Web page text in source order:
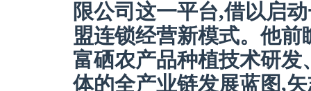
限公司这一平台,借以启
盟连锁经营新模式。他
富硒农产品种植技术研
体的全产业链发展蓝图,